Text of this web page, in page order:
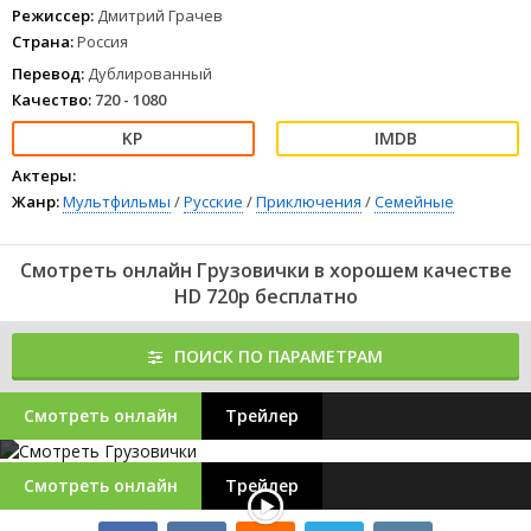
Режиссер: Дмитрий Грачев
Страна:Россия
Перевод: Дублированный
Качество: 720 - 1080
Актеры:
Жанр:Мультфильмы /Русские /Приключения /Семейные
Смотреть онлайн Грузовички в хорошем качестве
HD 720p бесплатно
ПОИСК ПО ПАРАМЕТРАМ
Смотреть онлайн Трейлер
Смотреть онлайн Трейлер